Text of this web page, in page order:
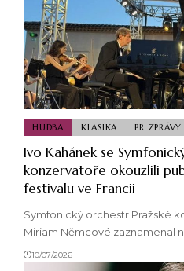
HUDBA KLASIKA PR ZPRÁVY
Ivo Kahánek se
konzervatoře okouzlili
festivalu ve Francii
Symfonický orchestr Pražské
Miriam Němcové zaznamenal
10/07/2026